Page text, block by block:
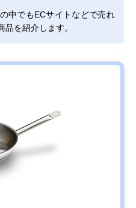
中でもECサイトなどで売れ
を紹介します。